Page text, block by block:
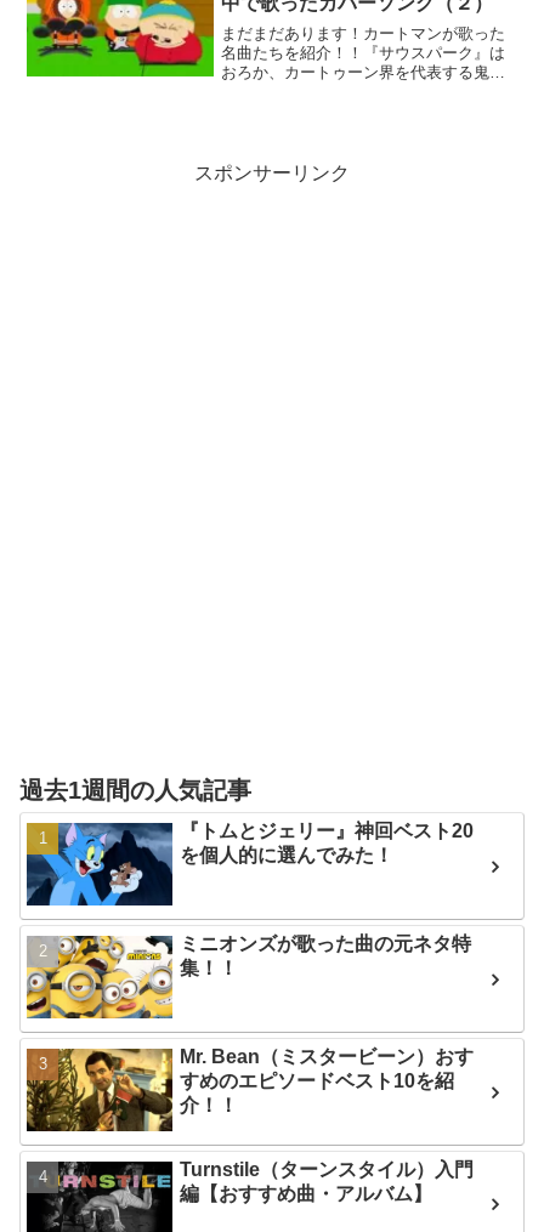
まだまだあります！カートマンが歌った
名曲たちを紹介！！『サウスパーク』は
おろか、カートゥーン界を代表する鬼畜
スポンサーリンク
過去1週間の人気記事
『トムとジェリー』神回ベスト20
を個人的に選んでみた！
ミニオンズが歌った曲の元ネタ特
集！！
Mr. Bean（ミスタービーン）おす
すめのエピソードベスト10を紹
介！！
Turnstile（ターンスタイル）入門
編【おすすめ曲・アルバム】